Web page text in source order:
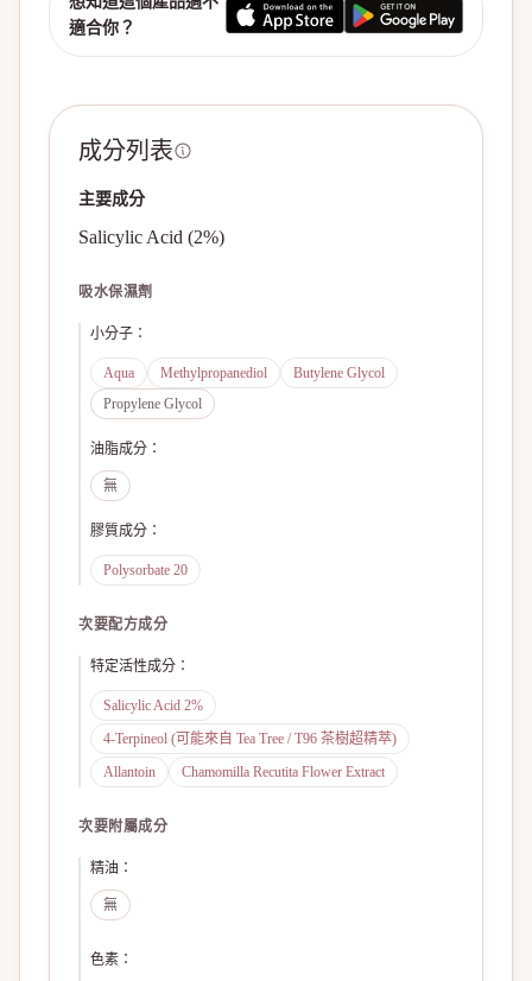
適合你？
成分列表
主要成分
Salicylic Acid (2%)
吸水保濕劑
小分子 ：
Aqua Methylpropanediol
Butylene Glycol
Propylene Glycol
油脂成分 ：
無
膠質成分 ：
Polysorbate 20
次要配方成分
特定活性成分 ：
Salicylic Acid 2%
4-Terpineol (可能來自 Tea Tree / T96 茶樹超精萃)
Allantoin
Chamomilla Recutita Flower Extract
次要附屬成分
精油 ：
無
色素 ：